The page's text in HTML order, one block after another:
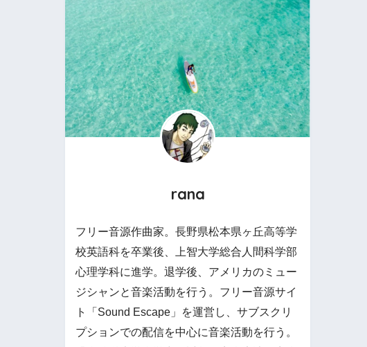
rana
フリー音源作曲家。長野県松本県ヶ丘高等学
校英語科を卒業後、上智大学総合人間科学部
心理学科に進学。退学後、アメリカのミュー
ジシャンと音楽活動を行う。フリー音源サイ
ト「Sound Escape」を運営し、サブスクリ
プションでの配信を中心に音楽活動を行う。